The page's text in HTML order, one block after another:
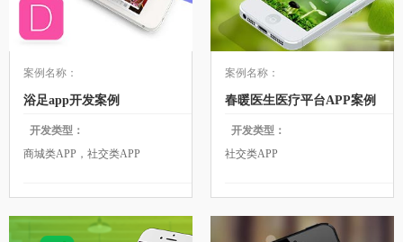
案例名称：
浴足app开发案例
开发类型：
商城类APP，社交类APP
案例名称：
春暖医生医疗平台APP案例
开发类型：
社交类APP